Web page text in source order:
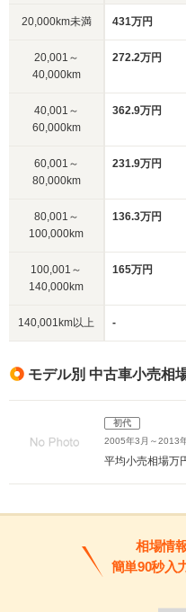
20,000km未満 431万円
20,001～
40,000km
272.2万円
40,001～
60,000km
362.9万円
60,001～
80,000km
231.9万円
80,001～
100,000km
136.3万円
100,001～
140,000km
165万円
140,001km以上 -
モデル別 中古車小売相
初代
2005年3月～2013
平均小売相場万
相場情
簡単90秒入